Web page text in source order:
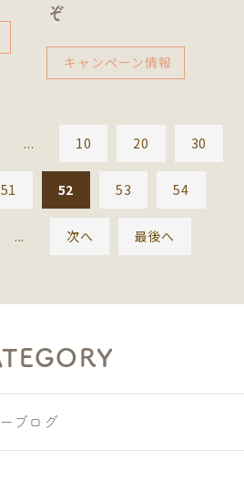
ぞ
キャンペーン情報
... 10 20 30
51 52 53 54
... 次へ 最後へ
ブログ